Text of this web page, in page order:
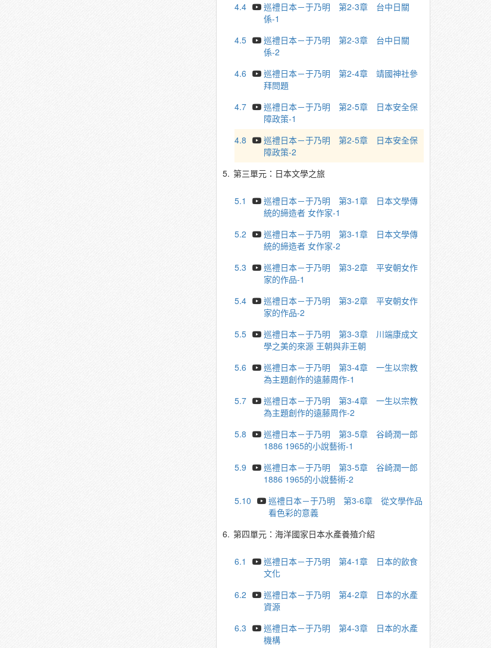
4.4
巡禮日本－于乃明 第2-3章 台中日關
係-1
4.5
巡禮日本－于乃明 第2-3章 台中日關
係-2
4.6
巡禮日本－于乃明 第2-4章 靖國神社參
拜問題
4.7
巡禮日本－于乃明 第2-5章 日本安全保
障政策-1
4.8
巡禮日本－于乃明 第2-5章 日本安全保
障政策-2
5. 第三單元：日本文學之旅
5.1
巡禮日本－于乃明 第3-1章 日本文學傳
統的締造者 女作家-1
5.2
巡禮日本－于乃明 第3-1章 日本文學傳
統的締造者 女作家-2
5.3
巡禮日本－于乃明 第3-2章 平安朝女作
家的作品-1
5.4
巡禮日本－于乃明 第3-2章 平安朝女作
家的作品-2
5.5
巡禮日本－于乃明 第3-3章 川端康成文
學之美的來源 王朝與非王朝
5.6
巡禮日本－于乃明 第3-4章 一生以宗教
為主題創作的遠藤周作-1
5.7
巡禮日本－于乃明 第3-4章 一生以宗教
為主題創作的遠藤周作-2
5.8
巡禮日本－于乃明 第3-5章 谷崎潤一郎
1886 1965的小說藝術-1
5.9
巡禮日本－于乃明 第3-5章 谷崎潤一郎
1886 1965的小說藝術-2
5.10
巡禮日本－于乃明 第3-6章 從文學作品
看色彩的意義
6. 第四單元：海洋國家日本水產養殖介紹
6.1
巡禮日本－于乃明 第4-1章 日本的飲食
文化
6.2
巡禮日本－于乃明 第4-2章 日本的水產
資源
6.3
巡禮日本－于乃明 第4-3章 日本的水產
機構